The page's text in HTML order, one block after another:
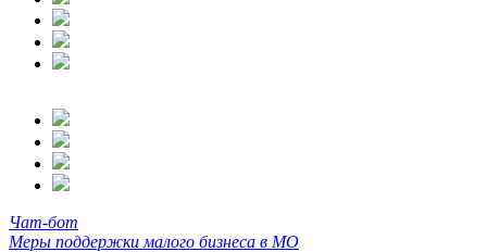
Чат-бот
Меры поддержки малого бизнеса в МО